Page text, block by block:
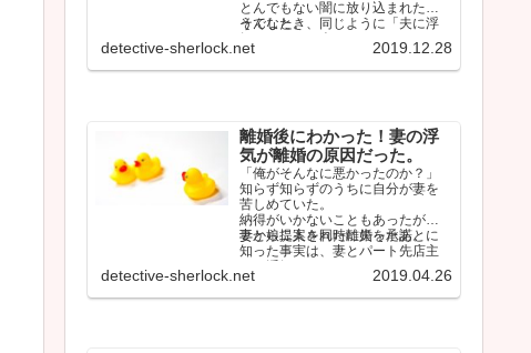
とんでもない闇に放り込まれたよ
うでした。
そんなとき、同じように「夫に浮
気されている人」のタイムライン
をみて、少…
detective-sherlock.net 2019.12.28
離婚後にわかった！妻の浮
気が離婚の原因だった。
「俺がそんなに悪かったのか？」
知らず知らずのうちに自分が妻を
苦しめていた。
納得がいかないこともあったが、
妻から提案された離婚を承諾。
妻と娘二人を同時に失ったあとに
知った事実は、妻とパート先店主
…
detective-sherlock.net 2019.04.26